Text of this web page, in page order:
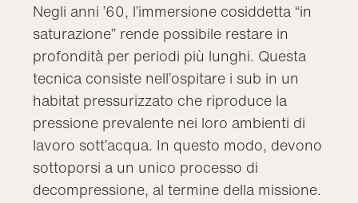
Negli anni ’60, l’immersione cosiddetta “in
saturazione” rende possibile restare in
profondità per periodi più lunghi. Questa
tecnica consiste nell’ospitare i sub in un
habitat pressurizzato che riproduce la
pressione prevalente nei loro ambienti di
lavoro sott’acqua. In questo modo, devono
sottoporsi a un unico processo di
decompressione, al termine della missione.